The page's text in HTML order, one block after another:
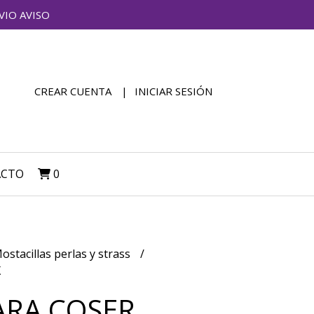
AVISO
CREAR CUENTA INICIAR SESIÓN
0
perlas y strass